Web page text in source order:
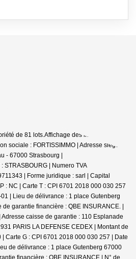
de 81 lots.Affichage des informations
sociale : FORTISSIMMO | Adresse siège
- 67000 Strasbourg |
STRASBOURG | Numero TVA
| Forme juridique : sarl | Capital
: NC | Carte T : CPI 6701 2018 000 030 257
| Lieu de délivrance : 1 place Gutenberg
garantie financière : QBE INSURANCE. |
caisse de garantie : 110 Esplanade
PARIS LA DEFENSE CEDEX | Montant de
Carte G : CPI 6701 2018 000 030 257 | Date
de délivrance : 1 place Gutenberg 67000
financière : QBE INSURANCE | N° de